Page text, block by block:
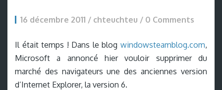
16 décembre 2011 / chteuchteu / 0 Comments
Il était temps ! Dans le blog windowsteamblog.com,
Microsoft a annoncé hier vouloir supprimer du
marché des navigateurs une des anciennes version
d’Internet Explorer, la version 6.